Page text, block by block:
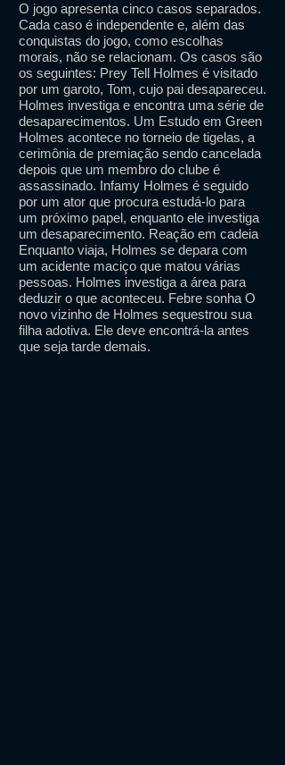
O jogo apresenta cinco casos separados.
Cada caso é independente e, além das
conquistas do jogo, como escolhas
morais, não se relacionam. Os casos são
os seguintes: Prey Tell Holmes é visitado
por um garoto, Tom, cujo pai desapareceu.
Holmes investiga e encontra uma série de
desaparecimentos. Um Estudo em Green
Holmes acontece no torneio de tigelas, a
cerimônia de premiação sendo cancelada
depois que um membro do clube é
assassinado. Infamy Holmes é seguido
por um ator que procura estudá-lo para
um próximo papel, enquanto ele investiga
um desaparecimento. Reação em cadeia
Enquanto viaja, Holmes se depara com
um acidente maciço que matou várias
pessoas. Holmes investiga a área para
deduzir o que aconteceu. Febre sonha O
novo vizinho de Holmes sequestrou sua
filha adotiva. Ele deve encontrá-la antes
que seja tarde demais.